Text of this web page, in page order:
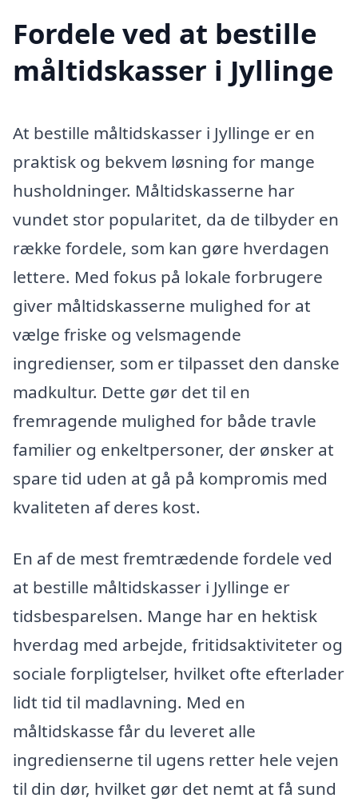
Fordele ved at bestille
måltidskasser i Jyllinge
At bestille måltidskasser i Jyllinge er en
praktisk og bekvem løsning for mange
husholdninger. Måltidskasserne har
vundet stor popularitet, da de tilbyder en
række fordele, som kan gøre hverdagen
lettere. Med fokus på lokale forbrugere
giver måltidskasserne mulighed for at
vælge friske og velsmagende
ingredienser, som er tilpasset den danske
madkultur. Dette gør det til en
fremragende mulighed for både travle
familier og enkeltpersoner, der ønsker at
spare tid uden at gå på kompromis med
kvaliteten af deres kost.
En af de mest fremtrædende fordele ved
at bestille måltidskasser i Jyllinge er
tidsbesparelsen. Mange har en hektisk
hverdag med arbejde, fritidsaktiviteter og
sociale forpligtelser, hvilket ofte efterlader
lidt tid til madlavning. Med en
måltidskasse får du leveret alle
ingredienserne til ugens retter hele vejen
til din dør, hvilket gør det nemt at få sund